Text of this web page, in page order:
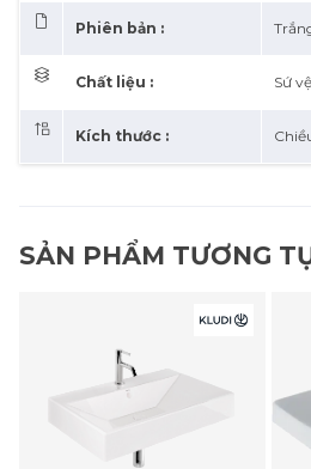
Phiên bản :
Chất liệu : Sứ
Kích thước :
SẢN PHẨM TƯƠNG